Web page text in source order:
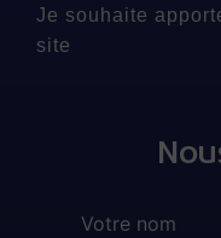
Je souhaite
site
Votre nom